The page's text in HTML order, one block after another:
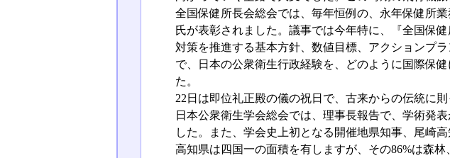
全国保健所長会総会では、毎年恒例の、永年保健所
氏が表彰されました。議事では今年特に、『全国保
対策を推進する基本方針、数値目標、アクションプ
で、日本の公衆衛生行政経験を、どのように国際保
た。
22日は即位礼正殿の儀の祝日で、古来からの伝統に
日本公衆衛生学会総会では、理事長報告で、学術発
した。また、学会史上初となる開催地県知事、尾崎
高知県は四国一の面積を有しますが、その86%は森